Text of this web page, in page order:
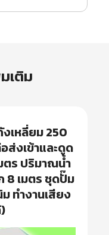
เติม
เหลี่ยม 250
ส่งเข้าและดูด
ตร ปริมาณน้ำ
8 เมตร ชุดปั๊ม
ทำงานเสียง